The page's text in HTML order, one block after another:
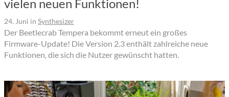
vielen neuen Funktionen!
24. Juni in Synthesizer
Der Beetlecrab Tempera bekommt erneut ein großes
Firmware-Update! Die Version 2.3 enthält zahlreiche neue
Funktionen, die sich die Nutzer gewünscht hatten.